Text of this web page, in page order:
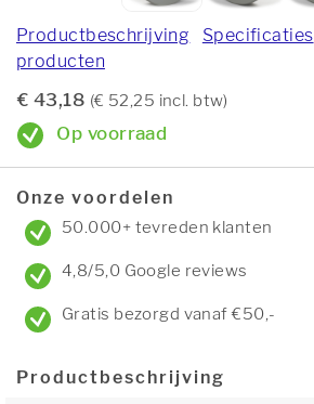
Productbeschrijving Specificaties
producten
€ 43,18 (€ 52,25 incl. btw)
Op voorraad
Onze voordelen
50.000+ tevreden klanten
4,8/5,0 Google reviews
Gratis bezorgd vanaf €50,-
Productbeschrijving